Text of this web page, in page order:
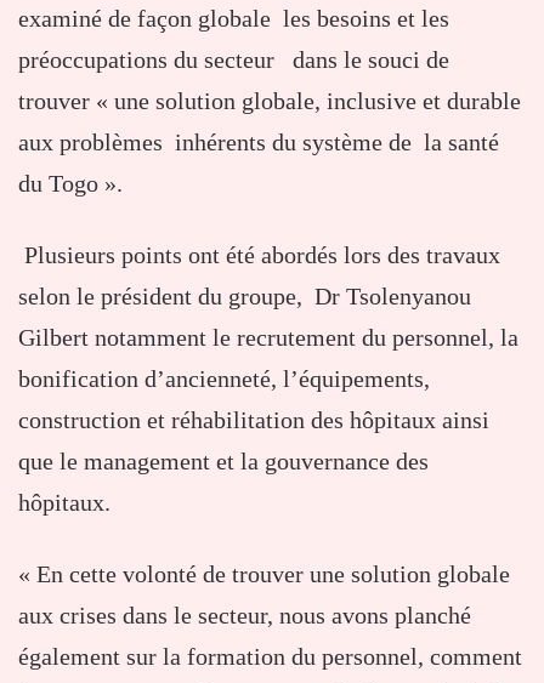
examiné de façon globale les besoins et les
préoccupations du secteur dans le souci de
trouver « une solution globale, inclusive et durable
aux problèmes inhérents du système de la santé
du Togo ».
Plusieurs points ont été abordés lors des travaux
selon le président du groupe, Dr Tsolenyanou
Gilbert notamment le recrutement du personnel, la
bonification d’ancienneté, l’équipements,
construction et réhabilitation des hôpitaux ainsi
que le management et la gouvernance des
hôpitaux.
« En cette volonté de trouver une solution globale
aux crises dans le secteur, nous avons planché
également sur la formation du personnel, comment